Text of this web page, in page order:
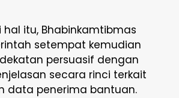
hal itu, Bhabinkamtibmas
setempat kemudian
persuasif dengan
secara rinci terkait
data penerima bantuan.